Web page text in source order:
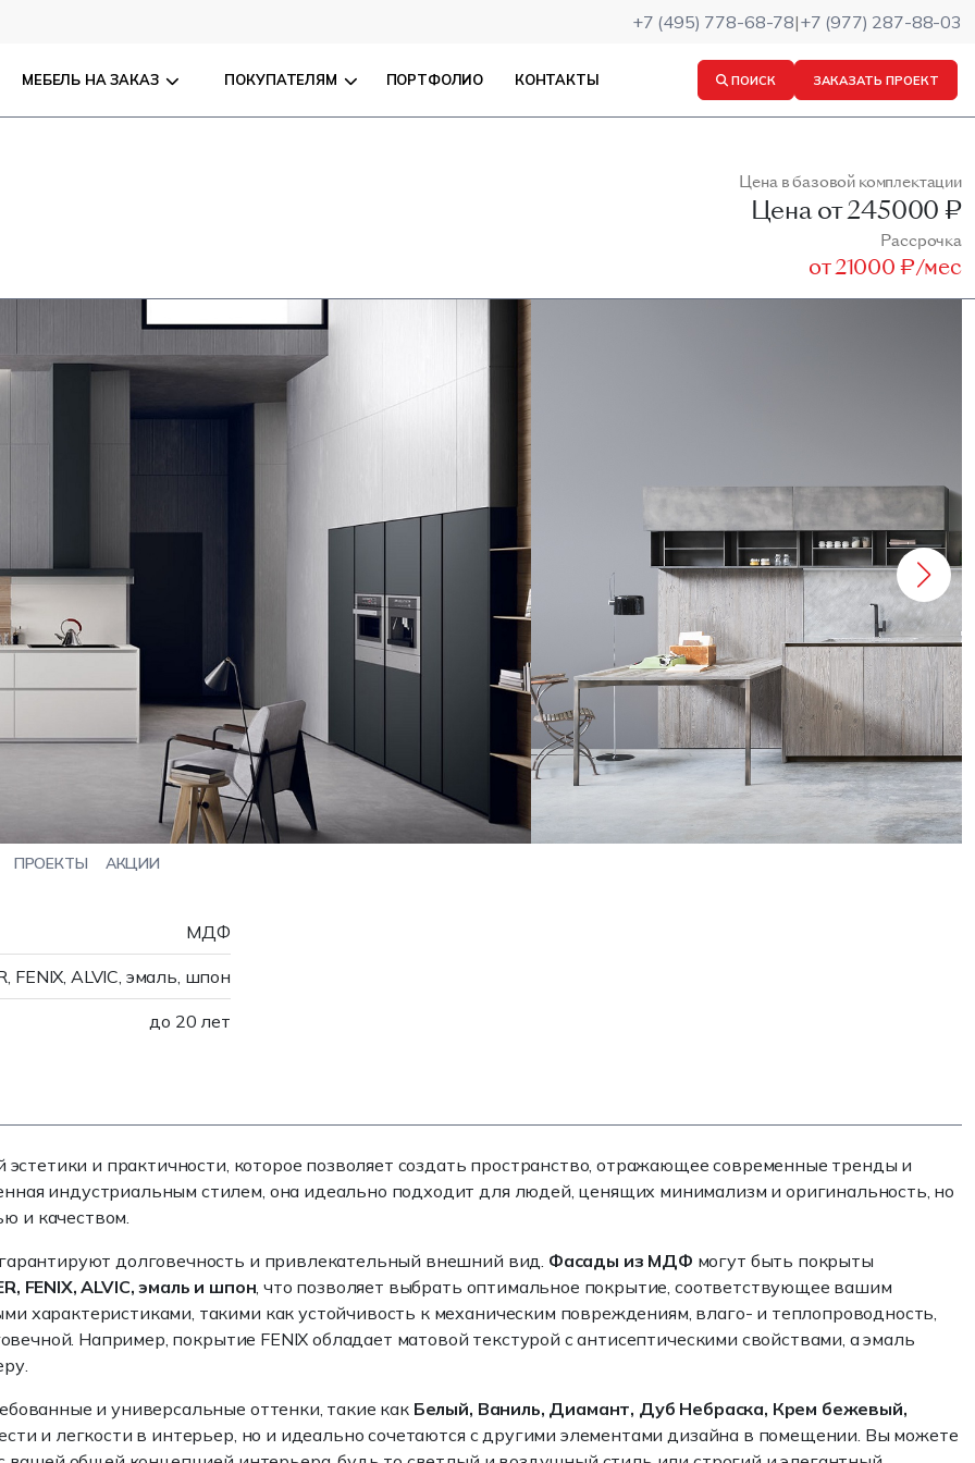
+7 (495) 778-68-78|+7 (977) 287-88-03
МЕБЕЛЬ НА ЗАКАЗ ПОКУПАТЕЛЯМ ПОРТФОЛИО КОНТАКТЫ ПОИСК ЗАКАЗАТЬ ПРОЕКТ
Цена в базовой комплектации
Цена от245000 ₽
Рассрочка
от21000 ₽/мес
ПРОЕКТЫ АКЦИИ
МДФ
FENIX, ALVIC, эмаль, шпон
до 20 лет
и практичности, которое позволяет создать пространство, отражающее современные тренды и
индустриальным стилем, она идеально подходит для людей, ценящих минимализм и оригинальность, но
и качеством.
долговечность и привлекательный внешний вид. Фасады из МДФ могут быть покрыты
FENIX, ALVIC, эмаль и шпон, что позволяет выбрать оптимальное покрытие, соответствующее вашим
характеристиками, такими как устойчивость к механическим повреждениям, влаго- и теплопроводность,
Например, покрытие FENIX обладает матовой текстурой с антисептическими свойствами, а эмаль
и универсальные оттенки, такие как Белый, Ваниль, Диамант, Дуб Небраска, Крем бежевый,
и легкости в интерьер, но и идеально сочетаются с другими элементами дизайна в помещении. Вы можете